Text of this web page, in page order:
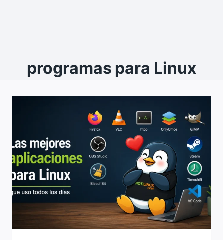
programas para Linux